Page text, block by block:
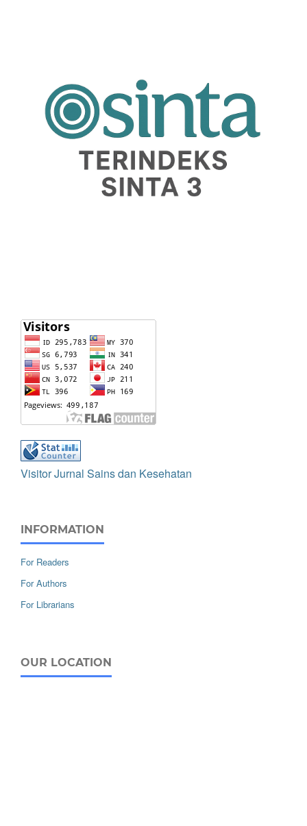
Visitor Jurnal Sains dan Kesehatan
INFORMATION
For Readers
For Authors
For Librarians
OUR LOCATION